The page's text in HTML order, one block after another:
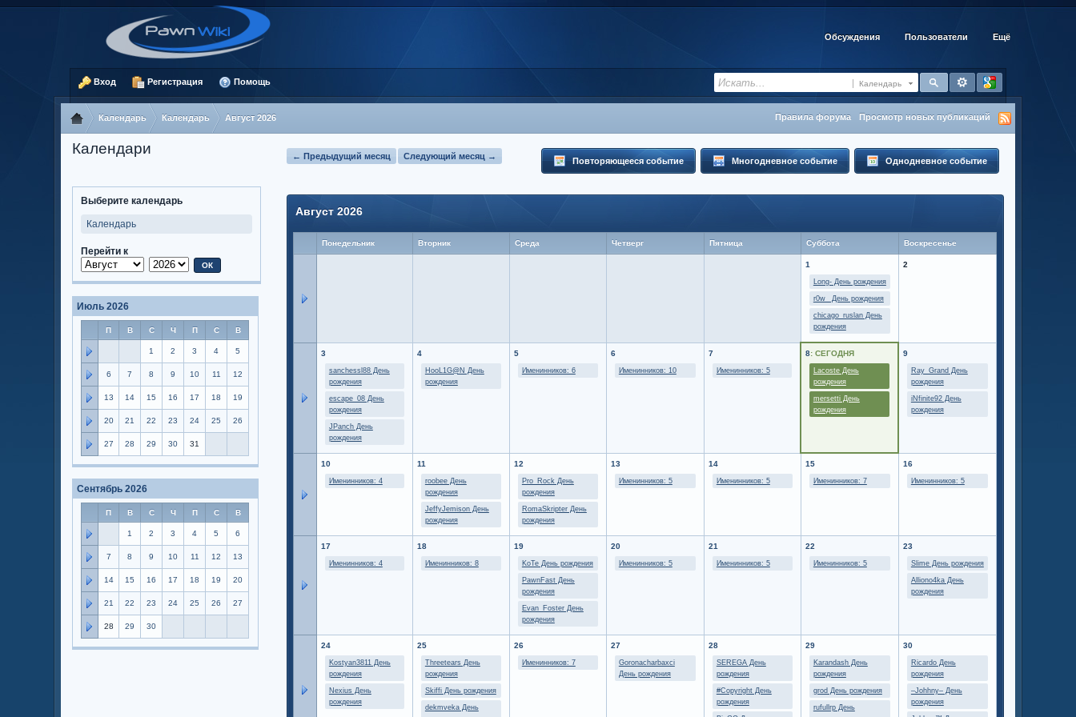
Обсуждения Пользователи Ещё
Календарь
Вход Регистрация Помощь
Календарь Календарь Август 2026 Правила форума Просмотр новых публикаций
Календари ← Предыдущий месяц Следующий месяц → Однодневное событие
Многодневное событие
Повторяющееся событие
Август 2026
Понедельник Вторник Среда Четверг Пятница Суббота Воскресенье
1
Long- День рождения
r0w_ День рождения
chicago_ruslan День
рождения
2
3
sanchessl88 День
рождения
escape_08 День
рождения
JPanch День
рождения
4
HooL1G@N День
рождения
5
Именинников: 6
6
Именинников: 10
7
Именинников: 5
8: СЕГОДНЯ
Lacoste День
рождения
mersetti День
рождения
9
Ray_Grand День
рождения
iNfinite92 День
рождения
10
Именинников: 4
11
roobee День
рождения
JeffyJemison День
рождения
12
Pro_Rock День
рождения
RomaSkripter День
рождения
13
Именинников: 5
14
Именинников: 5
15
Именинников: 7
16
Именинников: 5
17
Именинников: 4
18
Именинников: 8
19
KoTe День рождения
PawnFast День
рождения
Evan_Foster День
рождения
20
Именинников: 5
21
Именинников: 5
22
Именинников: 5
23
Slime День рождения
Alliono4ka День
рождения
24
Kostyan3811 День
рождения
Nexius День
рождения
25
Threetears День
рождения
Skiffi День рождения
dekmveka День
26
Именинников: 7
27
Goronacharbaxci
День рождения
28
SEREGA День
рождения
#Copyright День
рождения
29
Karandash День
рождения
grod День рождения
rufullrp День
30
Ricardo День
рождения
–Johhny– День
рождения
Выберите календарь
Календарь
Перейти к
Июль 2026
П В С Ч П С В
1 2 3 4 5
6 7 8 9 10 11 12
13 14 15 16 17 18 19
20 21 22 23 24 25 26
27 28 29 30 31
Сентябрь 2026
П В С Ч П С В
1 2 3 4 5 6
7 8 9 10 11 12 13
14 15 16 17 18 19 20
21 22 23 24 25 26 27
28 29 30